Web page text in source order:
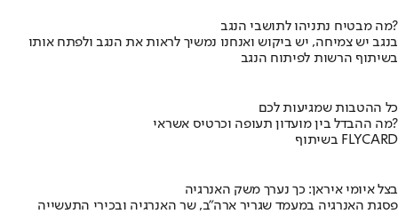
מה מבטיח נתניהו לתושבי הנגב?
בנגב יש צמיחה, יש ביקוש ואנחנו נמשיך לראות את הנגב ולפתח אותו
בשיתוף הרשות לפיתוח הנגב
כל ההטבות שמגיעות לכם
מה ההבדל בין מועדון תעופה וכרטיס אשראי?
בשיתוף FLYCARD
בצל איומי איראן: כך נערך משק האנרגיה
פסגת האנרגיה במעמד שגריר ארה"ב, שר האנרגיה ובכירי התעשייה